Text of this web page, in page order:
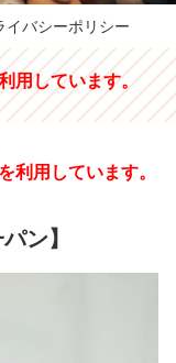
イバシーポリシー
用しています。
利用しています。
ン】